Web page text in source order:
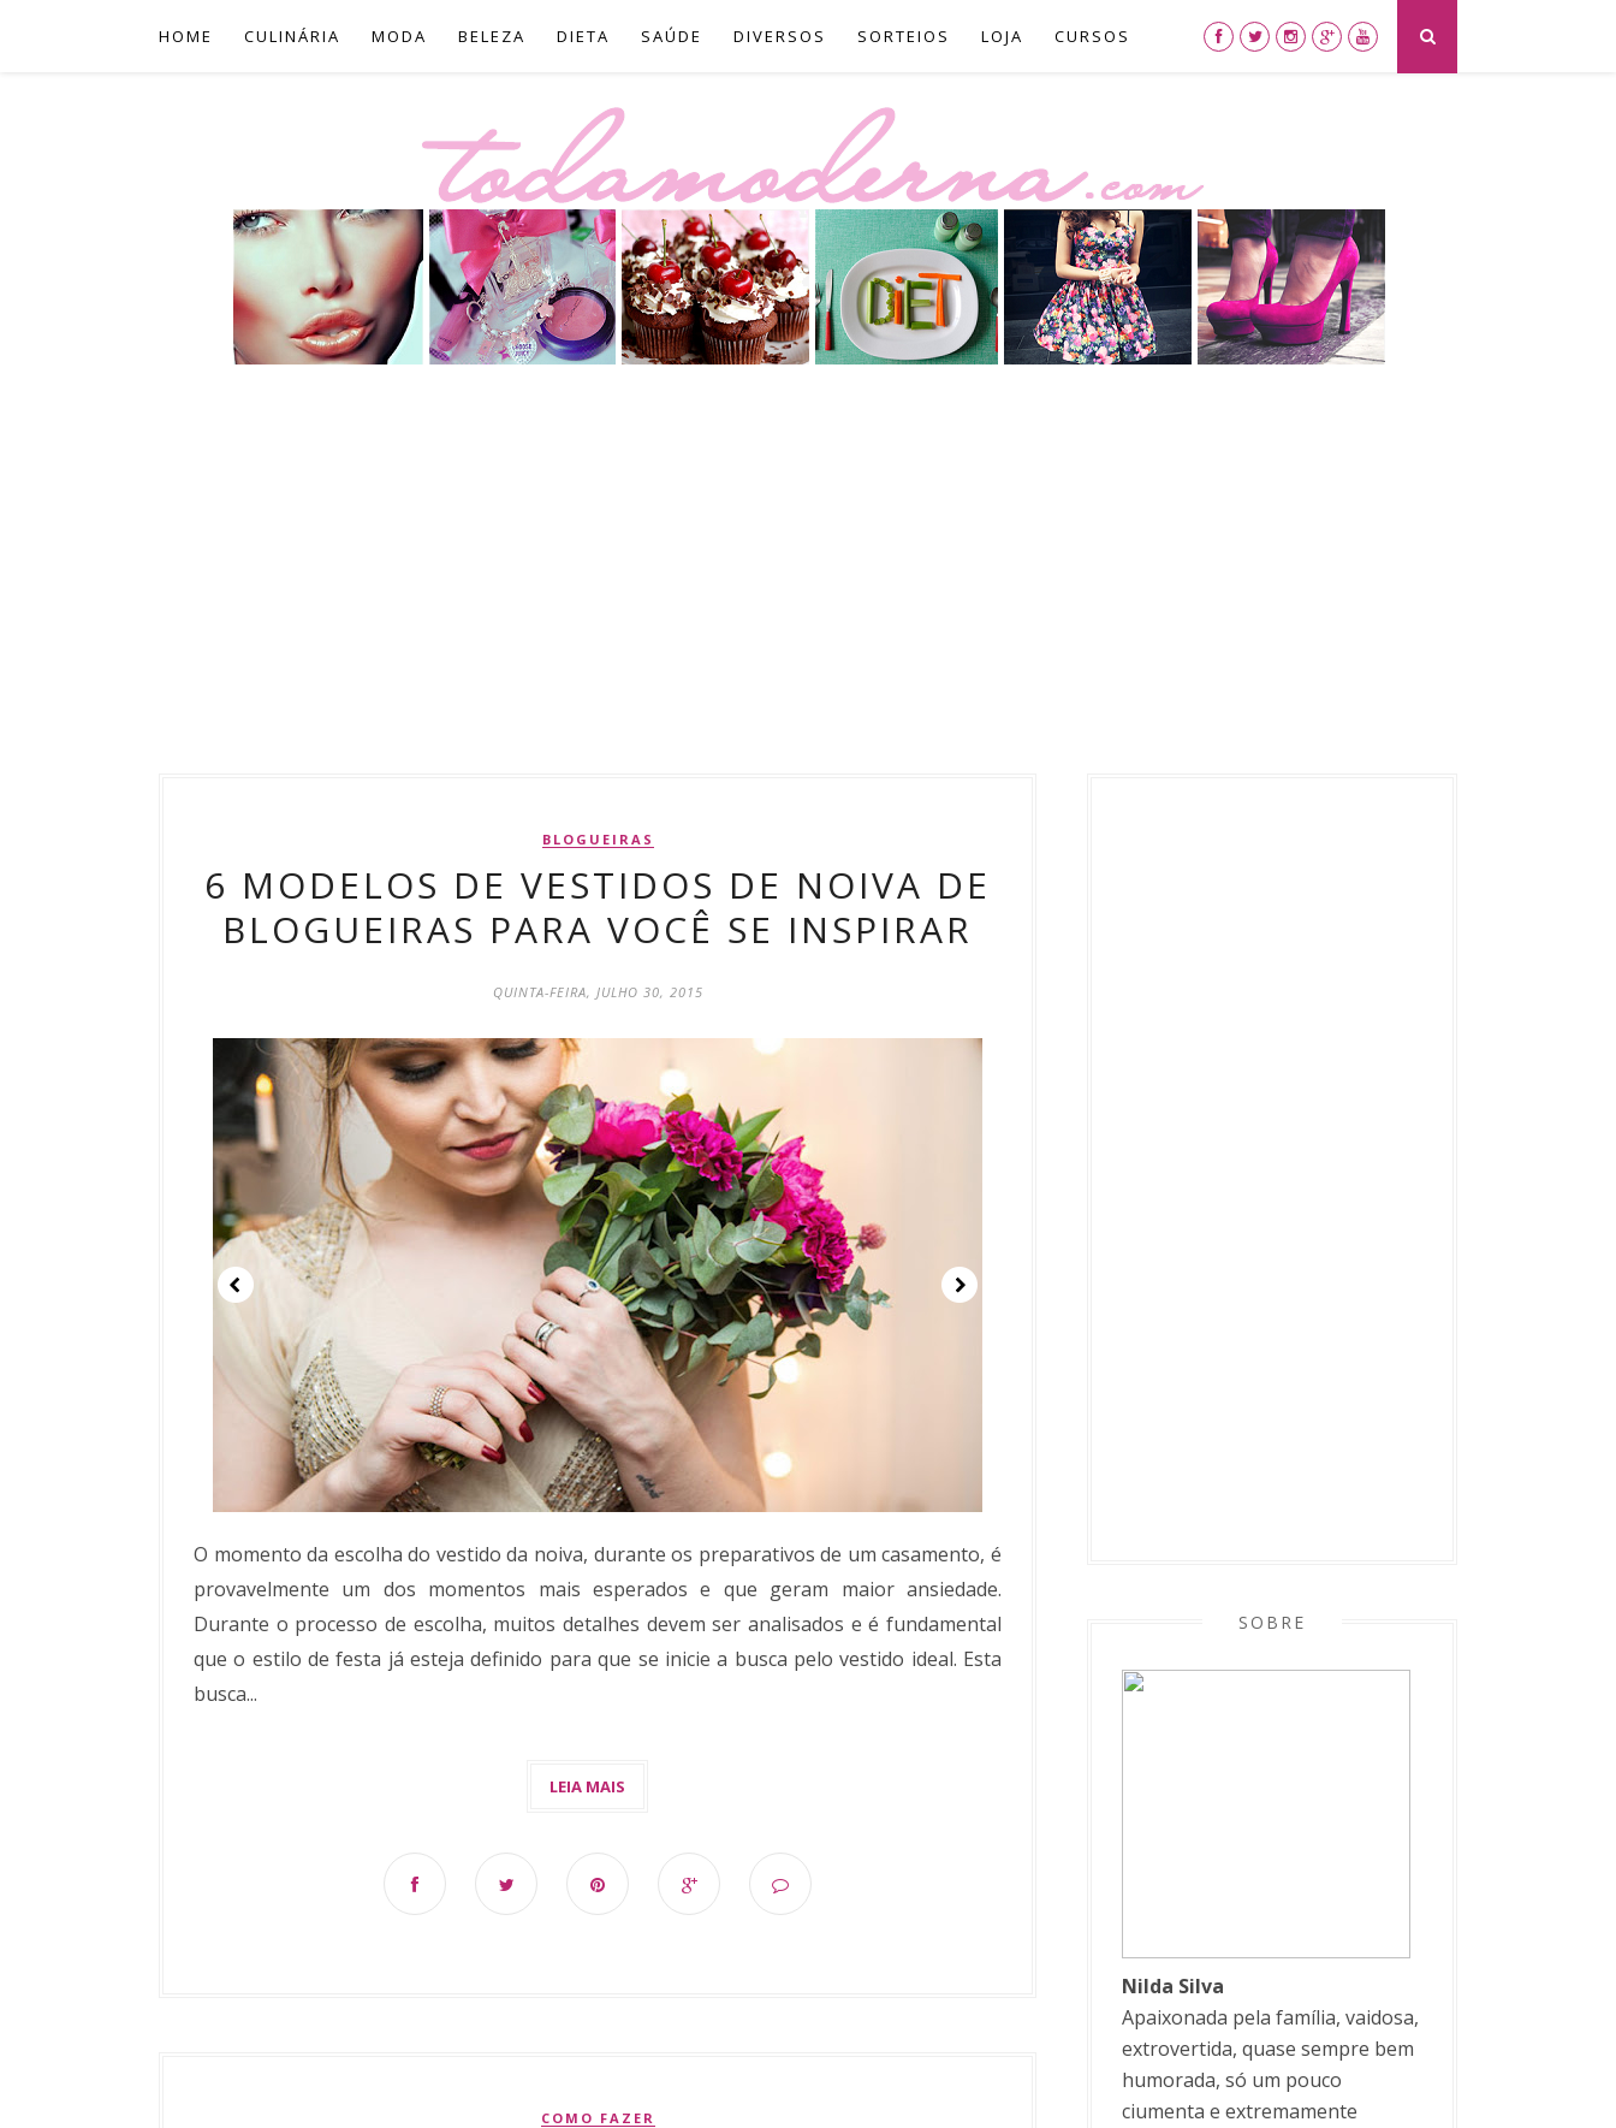
HOME CULINÁRIA MODA BELEZA DIETA SAÚDE DIVERSOS SORTEIOS LOJA CURSOS
BLOGUEIRAS
6 MODELOS DE VESTIDOS DE NOIVA DE
BLOGUEIRAS PARA VOCÊ SE INSPIRAR
QUINTA-FEIRA, JULHO 30, 2015
O momento da escolha do vestido da noiva, durante os preparativos de um casamento, é
provavelmente um dos momentos mais esperados e que geram maior ansiedade.
Durante o processo de escolha, muitos detalhes devem ser analisados e é fundamental
que o estilo de festa já esteja definido para que se inicie a busca pelo vestido ideal. Esta
busca...
COMO FAZER
SOBRE
Nilda Silva
Apaixonada pela família, vaidosa,
extrovertida, quase sempre bem
humorada, só um pouco
ciumenta e extremamente